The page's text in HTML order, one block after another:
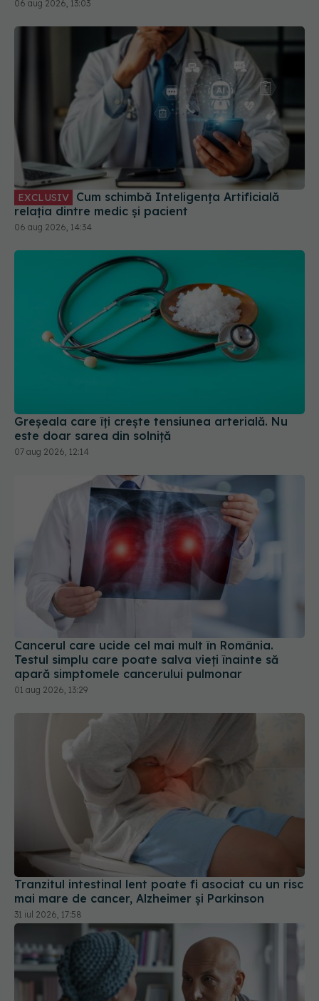
EXCLUSIV Cum schimbă Inteligența Artificială
relația dintre medic și pacient
06 aug 2026, 14:34
este doar sarea din solniță
07 aug 2026, 12:14
Cancerul care ucide cel mai mult în România.
Testul simplu care poate salva vieți înainte să
apară simptomele cancerului pulmonar
01 aug 2026, 13:29
Tranzitul intestinal lent poate fi asociat cu un risc
mai mare de cancer, Alzheimer și Parkinson
31 iul 2026, 17:58